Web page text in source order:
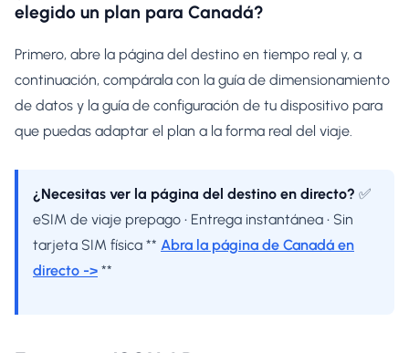
elegido un plan para Canadá?
Primero, abre la página del destino en tiempo real y, a
continuación, compárala con la guía de dimensionamiento
de datos y la guía de configuración de tu dispositivo para
que puedas adaptar el plan a la forma real del viaje.
¿Necesitas ver la página del destino en directo? ✅
eSIM de viaje prepago • Entrega instantánea • Sin
tarjeta SIM física ** Abra la página de Canadá en
directo -> **